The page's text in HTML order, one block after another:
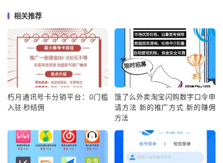
相关推荐
朽月通讯号卡分销平台：0门槛
入驻·秒结佣
饿了么外卖淘宝闪购数字口令申
请方法 新的推广方式 新的赚佣
方法